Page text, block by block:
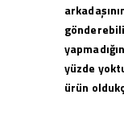
yüzde
ürün